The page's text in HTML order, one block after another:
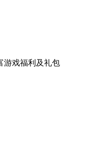
游戏福利 及礼包